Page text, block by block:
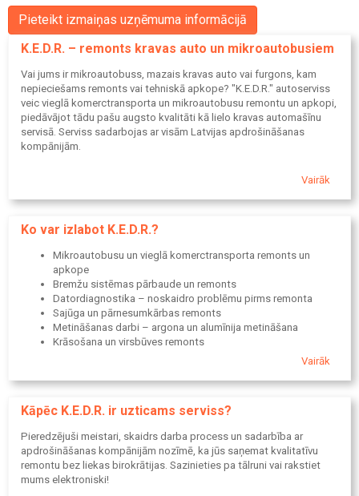
Pieteikt izmaiņas uzņēmuma informācijā
K.E.D.R. – remonts kravas auto un mikroautobusiem
Vai jums ir mikroautobuss, mazais kravas auto vai furgons, kam
nepieciešams remonts vai tehniskā apkope? "K.E.D.R." autoserviss
veic vieglā komerctransporta un mikroautobusu remontu un apkopi,
piedāvājot tādu pašu augsto kvalitāti kā lielo kravas automašīnu
servisā. Serviss sadarbojas ar visām Latvijas apdrošināšanas
kompānijām.
Vairāk
Ko var izlabot K.E.D.R.?
Mikroautobusu un vieglā komerctransporta remonts un
apkope
Bremžu sistēmas pārbaude un remonts
Datordiagnostika – noskaidro problēmu pirms remonta
Sajūga un pārnesumkārbas remonts
Metināšanas darbi – argona un alumīnija metināšana
Krāsošana un virsbūves remonts
Vairāk
Kāpēc K.E.D.R. ir uzticams serviss?
Pieredzējuši meistari, skaidrs darba process un sadarbība ar
apdrošināšanas kompānijām nozīmē, ka jūs saņemat kvalitatīvu
remontu bez liekas birokrātijas. Sazinieties pa tālruni vai rakstiet
mums elektroniski!